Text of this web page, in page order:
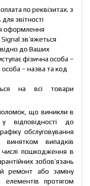
по реквізитах. з
звітності
оформлення
зв’яжеться
до Ваших
фізична особа –
– назва та код
на всі товари
що виникли в
відповідності до
обслуговування
випадків
пошкодження в
зобов’язань
ремонт або заміну
протягом